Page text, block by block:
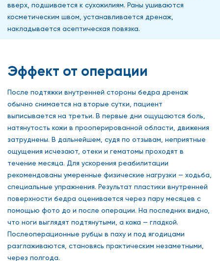
вверх, подшивается к сухожилиям. Раны ушиваются
косметическим швом, устанавливается дренаж,
накладывается асептическая повязка.
Эффект от операции
После подтяжки внутренней стороны бедра дренаж
обычно снимается на вторые сутки, пациент
выписывается на третьи. В первые дни ощущаются боль,
натянутость кожи в прооперированной области, движения
затруднены. В дальнейшем, судя по отзывам, неприятные
ощущения исчезают, отеки и гематомы проходят в
течение месяца. Для ускорения реабилитации
рекомендованы умеренные физические нагрузки — ходьба,
специальные упражнения. Результат пластики внутренней
поверхности бедра оценивается через пару месяцев с
помощью фото до и после операции. На последних видно,
что ноги выглядят подтянутыми, а кожа — гладкой.
Послеоперационные рубцы в паху и под ягодицами
разглаживаются, становясь практическим незаметными,
через полгода.